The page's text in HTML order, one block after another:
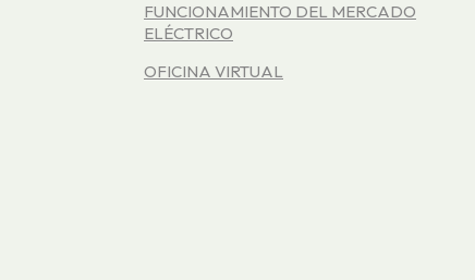
FUNCIONAMIENTO DEL MERCADO
ELÉCTRICO
OFICINA VIRTUAL